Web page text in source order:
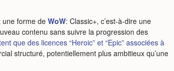
une forme de WoW: Classic+, c’est-à-dire une
contenu sans suivre la progression des
que des licences “Heroic” et “Epic” associées à
structuré, potentiellement plus ambitieux qu’une